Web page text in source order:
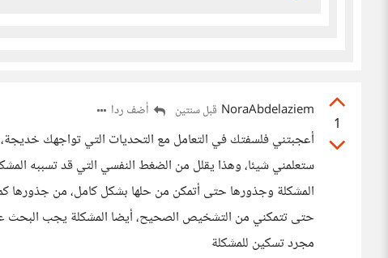
1
NoraAbdelaziem قبل سنتين أضف ردا
أعجبتني فلسفتك في التعامل مع التحديات التي تواجهك
ستعلمني شيئا، وهذا يقلل من الضغط النفسي التي قد تسببه
المشكلة وجذورها حتى أتمكن من حلها بشكل كامل، من جذورها
حتى تتمكني من التشخيص الصحيح، أيضا المشكلة يجب البحث
مجرد تسكين للمشكلة